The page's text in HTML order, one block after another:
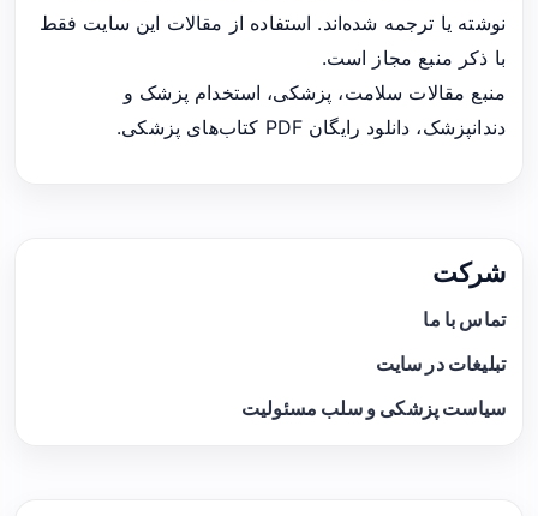
نوشته یا ترجمه شده‌اند. استفاده از مقالات این سایت فقط
با ذکر منبع مجاز است.
منبع مقالات سلامت، پزشکی، استخدام پزشک و
دندانپزشک، دانلود رایگان PDF کتاب‌های پزشکی.
شرکت
تماس با ما
تبلیغات در سایت
سیاست پزشکی و سلب مسئولیت